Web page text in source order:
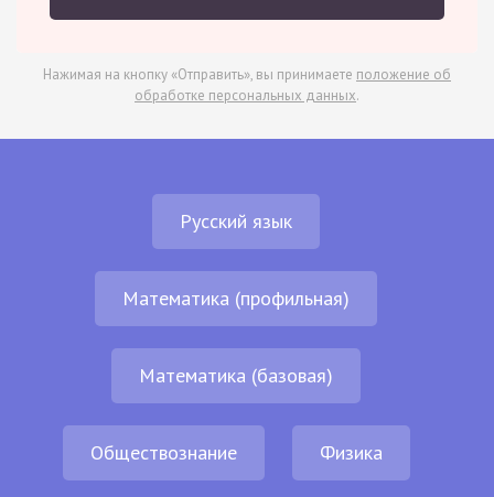
Нажимая на кнопку «Отправить», вы принимаете положение об
обработке персональных данных.
Русский язык
Математика (профильная)
Математика (базовая)
Обществознание Физика